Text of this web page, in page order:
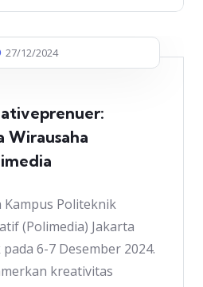
27/12/2024
Wirausaha
Kampus Politeknik
(Polimedia) Jakarta
6-7 Desember 2024.
kreativitas